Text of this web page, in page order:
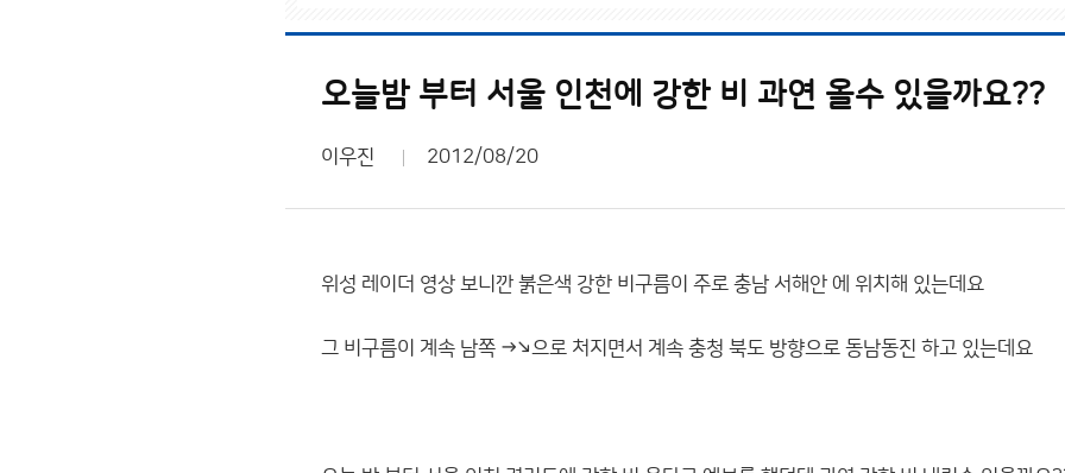
오늘밤 부터 서울 인천에 강한 비 과연 올수 있을까요??
이우진 2012/08/20
위성 레이더 영상 보니깐 붉은색 강한 비구름이 주로 충남 서해안 에 위치해 있는데요
그 비구름이 계속 남쪽 →↘으로 처지면서 계속 충청 북도 방향으로 동남동진 하고 있는데요